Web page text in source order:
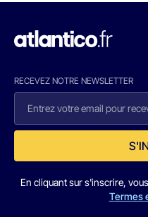
RECEVEZ NOTRE NEWSLETTER
En cliquant sur s'inscrire,
Termes